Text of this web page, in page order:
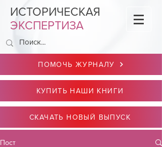
ИСТОРИЧЕСКАЯ
ЭКСПЕРТИЗА
ПОМОЧЬ ЖУРНАЛУ
КУПИТЬ НАШИ КНИГИ
СКАЧАТЬ НОВЫЙ ВЫПУСК
Пост